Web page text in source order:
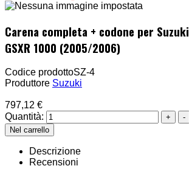
Carena completa + codone per Suzuki
GSXR 1000 (2005/2006)
Codice prodottoSZ-4
Produttore Suzuki
797,12 €
Quantità:
Descrizione
Recensioni